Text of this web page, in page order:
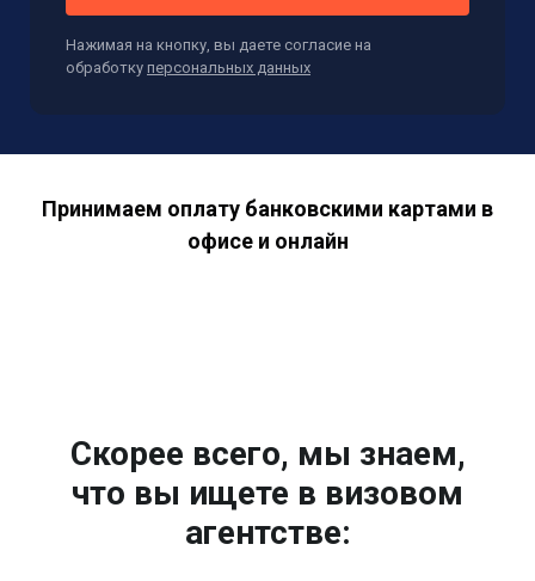
Нажимая на кнопку, вы даете согласие на
обработку персональных данных
Принимаем оплату банковскими картами в
офисе и онлайн
Скорее всего, мы знаем,
что вы ищете в визовом
агентстве: